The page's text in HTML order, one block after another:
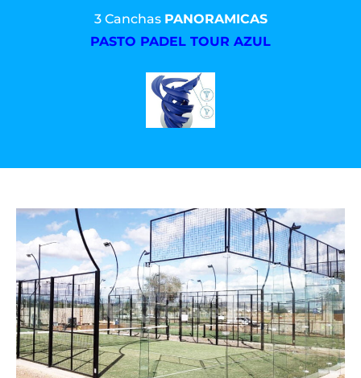
3 Canchas PANORAMICAS
PASTO PADEL TOUR AZUL